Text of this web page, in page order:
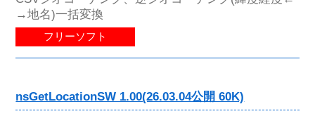
→地名)一括変換
フリーソフト
nsGetLocationSW 1.00(26.03.04公開 60K)